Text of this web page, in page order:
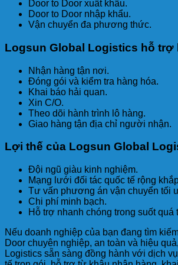
Door to Door xuất khẩu.
Door to Door nhập khẩu.
Vận chuyển đa phương thức.
Logsun Global Logistics hỗ trợ
Nhận hàng tận nơi.
Đóng gói và kiểm tra hàng hóa.
Khai báo hải quan.
Xin C/O.
Theo dõi hành trình lô hàng.
Giao hàng tận địa chỉ người nhận.
Lợi thế của Logsun Global
Đội ngũ giàu kinh nghiệm.
Mạng lưới đối tác quốc tế rộng
Tư vấn phương án vận chuyển tối
Chi phí minh bạch.
Hỗ trợ nhanh chóng trong suốt quá
Nếu doanh nghiệp của bạn đang tìm
Door chuyên nghiệp, an toàn và hiệu
Logistics sẵn sàng đồng hành với dịch